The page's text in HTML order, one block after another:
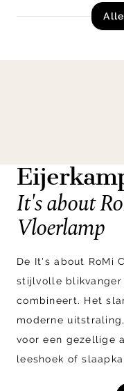
It's about
Vloerlamp
De It's about RoMi
stijlvolle
combineert. Het
moderne
voor een gezellige
leeshoek of